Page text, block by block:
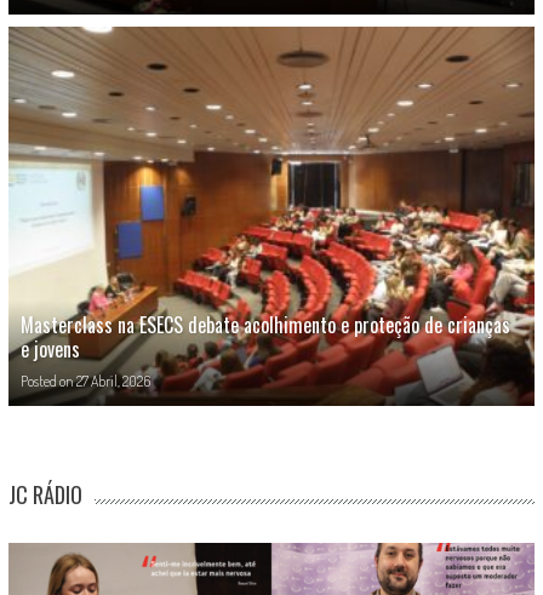
Masterclass na ESECS debate acolhimento e proteção de crianças
e jovens
Posted on27 Abril, 2026
JC RÁDIO